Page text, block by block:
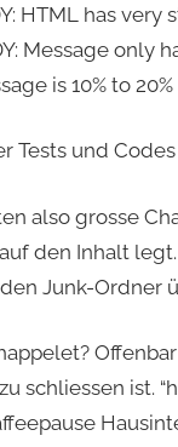
HTML has very
Message only
is 10% to 20%
und Codes
also grosse
den Inhalt
Junk-Ordner
zu schliessen ist.